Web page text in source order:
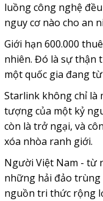
luồng công nghệ
nguy cơ nào cho an
Giới hạn 600.000
nhiên. Đó là sự thận
một quốc gia đang
Starlinkkhông chỉ là
tượng của một kỷ
còn là trở ngại, và
xóa nhòa ranh giới.
Người Việt Nam - từ
những hải đảo trùng
nguồn tri thức rộng